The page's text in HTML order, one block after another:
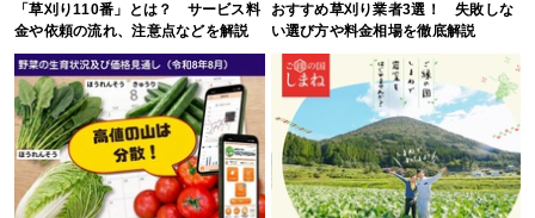
「草刈り110番」とは？ サービス料
金や依頼の流れ、注意点などを解説
おすすめ草刈り業者3選！ 失敗しな
い選び方や料金相場を徹底解説